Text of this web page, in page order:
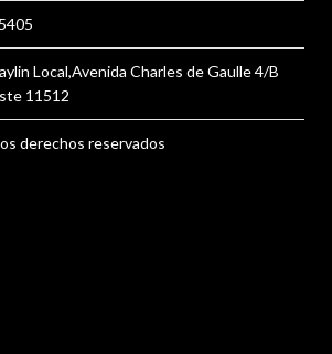
Local,Avenida Charles de Gaulle 4/B
11512
derechos reservados